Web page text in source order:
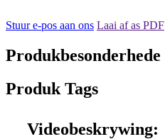
Stuur e-pos aan ons Laai af as PDF
Produkbesonderhede
Produk Tags
Videobeskrywing: